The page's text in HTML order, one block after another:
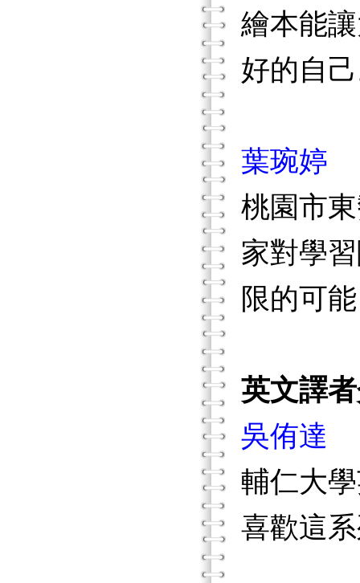
繪本能
好的自
葉琬婷
桃園市
家對學
限的可
英文譯
吳侑達
輔仁大
喜歡這